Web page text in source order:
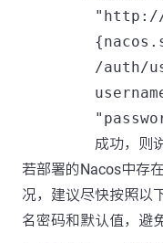
"http://
/auth/
成功，则
若部署的Nacos中存
况，建议尽快按照以
名密码和默认值，避